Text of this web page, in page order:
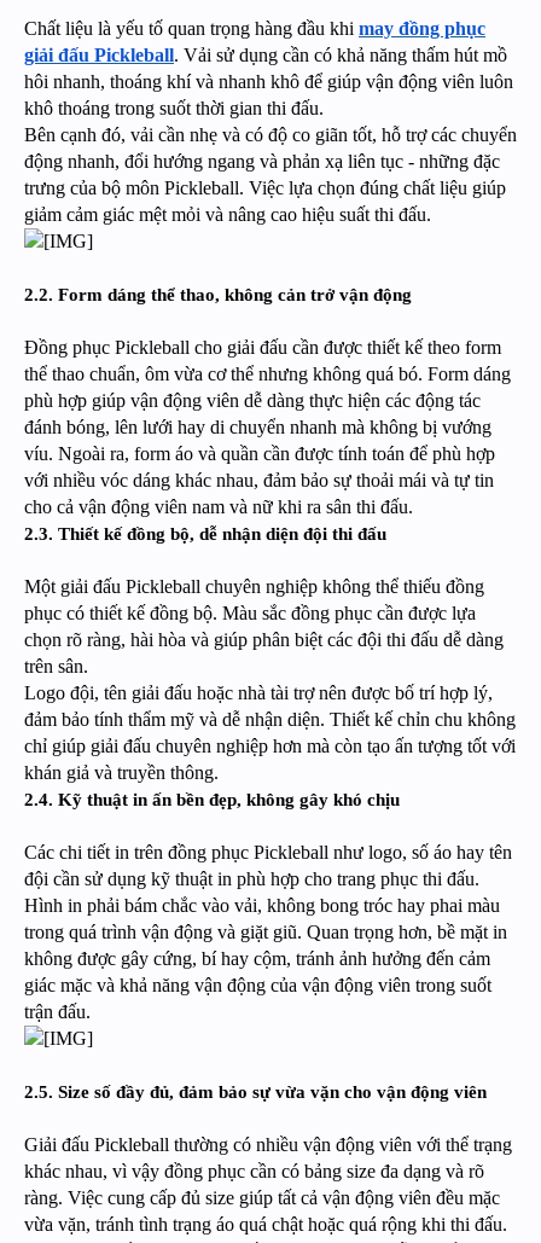
Chất liệu là yếu tố quan trọng hàng đầu khi may đồng phục
giải đấu Pickleball. Vải sử dụng cần có khả năng thấm hút mồ
hôi nhanh, thoáng khí và nhanh khô để giúp vận động viên luôn
khô thoáng trong suốt thời gian thi đấu.
Bên cạnh đó, vải cần nhẹ và có độ co giãn tốt, hỗ trợ các chuyển
động nhanh, đổi hướng ngang và phản xạ liên tục - những đặc
trưng của bộ môn Pickleball. Việc lựa chọn đúng chất liệu giúp
giảm cảm giác mệt mỏi và nâng cao hiệu suất thi đấu.
2.2. Form dáng thể thao, không cản trở vận động
Đồng phục Pickleball cho giải đấu cần được thiết kế theo form
thể thao chuẩn, ôm vừa cơ thể nhưng không quá bó. Form dáng
phù hợp giúp vận động viên dễ dàng thực hiện các động tác
đánh bóng, lên lưới hay di chuyển nhanh mà không bị vướng
víu. Ngoài ra, form áo và quần cần được tính toán để phù hợp
với nhiều vóc dáng khác nhau, đảm bảo sự thoải mái và tự tin
cho cả vận động viên nam và nữ khi ra sân thi đấu.
2.3. Thiết kế đồng bộ, dễ nhận diện đội thi đấu
Một giải đấu Pickleball chuyên nghiệp không thể thiếu đồng
phục có thiết kế đồng bộ. Màu sắc đồng phục cần được lựa
chọn rõ ràng, hài hòa và giúp phân biệt các đội thi đấu dễ dàng
trên sân.
Logo đội, tên giải đấu hoặc nhà tài trợ nên được bố trí hợp lý,
đảm bảo tính thẩm mỹ và dễ nhận diện. Thiết kế chỉn chu không
chỉ giúp giải đấu chuyên nghiệp hơn mà còn tạo ấn tượng tốt với
khán giả và truyền thông.
2.4. Kỹ thuật in ấn bền đẹp, không gây khó chịu
Các chi tiết in trên đồng phục Pickleball như logo, số áo hay tên
đội cần sử dụng kỹ thuật in phù hợp cho trang phục thi đấu.
Hình in phải bám chắc vào vải, không bong tróc hay phai màu
trong quá trình vận động và giặt giũ. Quan trọng hơn, bề mặt in
không được gây cứng, bí hay cộm, tránh ảnh hưởng đến cảm
giác mặc và khả năng vận động của vận động viên trong suốt
trận đấu.
2.5. Size số đầy đủ, đảm bảo sự vừa vặn cho vận động viên
Giải đấu Pickleball thường có nhiều vận động viên với thể trạng
khác nhau, vì vậy đồng phục cần có bảng size đa dạng và rõ
ràng. Việc cung cấp đủ size giúp tất cả vận động viên đều mặc
vừa vặn, tránh tình trạng áo quá chật hoặc quá rộng khi thi đấu.